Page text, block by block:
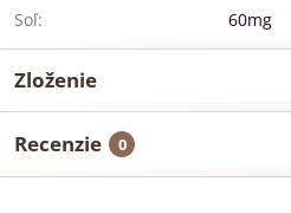
Soľ:
60mg
Zloženie
Recenzie 0